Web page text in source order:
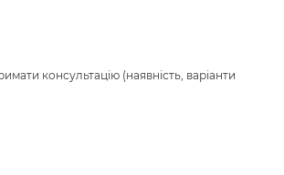
консультацію (наявність, варіанти